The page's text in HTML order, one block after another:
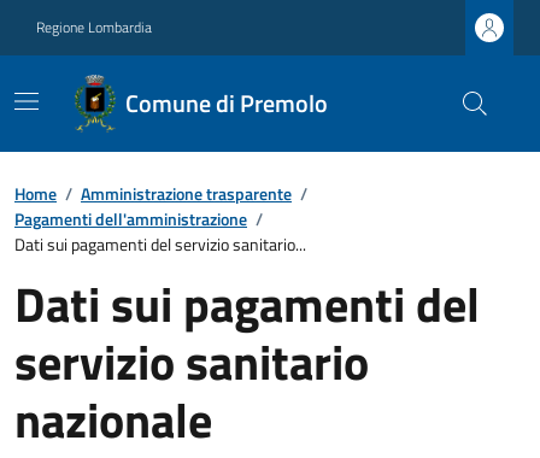
Regione Lombardia
Comune di Premolo
Home / Amministrazione trasparente /
Pagamenti dell'amministrazione /
Dati sui pagamenti del servizio sanitario...
Dati sui pagamenti del
servizio sanitario
nazionale